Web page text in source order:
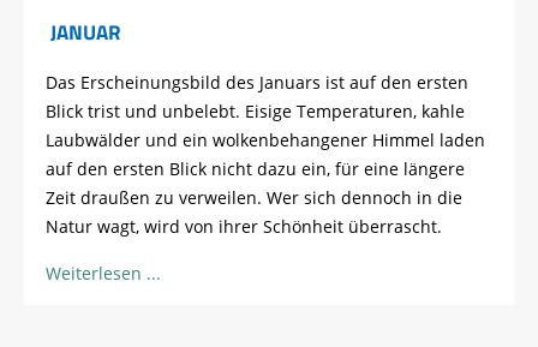
JANUAR
Das Erscheinungsbild des Januars ist auf den ersten
Blick trist und unbelebt. Eisige Temperaturen, kahle
Laubwälder und ein wolkenbehangener Himmel laden
auf den ersten Blick nicht dazu ein, für eine längere
Zeit draußen zu verweilen. Wer sich dennoch in die
Natur wagt, wird von ihrer Schönheit überrascht.
Weiterlesen